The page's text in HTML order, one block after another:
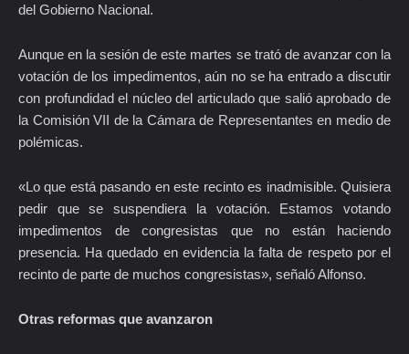
del Gobierno Nacional.
Aunque en la sesión de este martes se trató de avanzar con la
votación de los impedimentos, aún no se ha entrado a discutir
con profundidad el núcleo del articulado que salió aprobado de
la Comisión VII de la Cámara de Representantes en medio de
polémicas.
«Lo que está pasando en este recinto es inadmisible. Quisiera
pedir que se suspendiera la votación. Estamos votando
impedimentos de congresistas que no están haciendo
presencia. Ha quedado en evidencia la falta de respeto por el
recinto de parte de muchos congresistas», señaló Alfonso.
Otras reformas que avanzaron